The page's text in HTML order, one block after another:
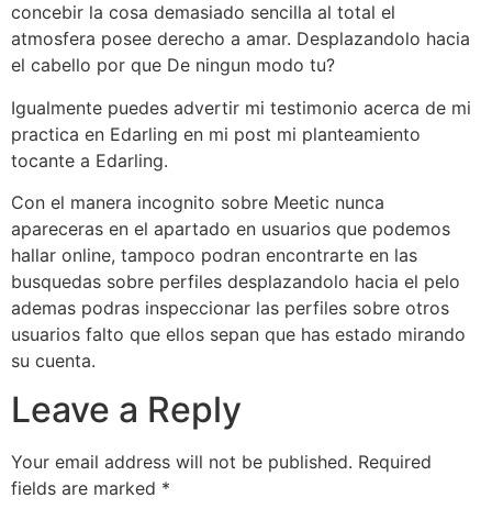
concebir la cosa demasiado sencilla al total el
atmosfera posee derecho a amar. Desplazandolo hacia
el cabello por que De ningun modo tu?
Igualmente puedes advertir mi testimonio acerca de mi
practica en Edarling en mi post mi planteamiento
tocante a Edarling.
Con el manera incognito sobre Meetic nunca
apareceras en el apartado en usuarios que podemos
hallar online, tampoco podran encontrarte en las
busquedas sobre perfiles desplazandolo hacia el pelo
ademas podras inspeccionar las perfiles sobre otros
usuarios falto que ellos sepan que has estado mirando
su cuenta.
Leave a Reply
Your email address will not be published. Required
fields are marked *